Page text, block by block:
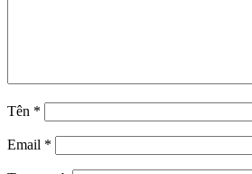
Tên *
Email *